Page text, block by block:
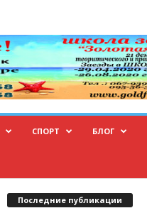
СПОРТ БЛОГ
Последние публикации